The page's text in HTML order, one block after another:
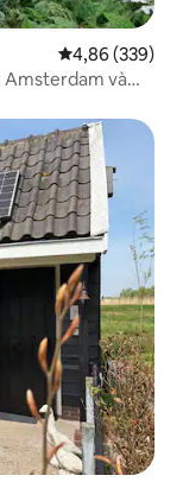
Xếp hạng
4,86 (339)
Amsterdam và